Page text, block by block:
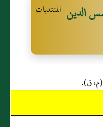
الدين
(م، ق).